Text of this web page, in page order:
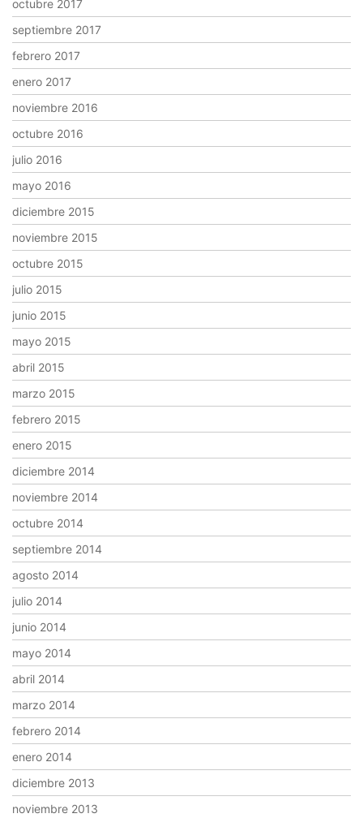
octubre 2017
septiembre 2017
febrero 2017
enero 2017
noviembre 2016
octubre 2016
julio 2016
mayo 2016
diciembre 2015
noviembre 2015
octubre 2015
julio 2015
junio 2015
mayo 2015
abril 2015
marzo 2015
febrero 2015
enero 2015
diciembre 2014
noviembre 2014
octubre 2014
septiembre 2014
agosto 2014
julio 2014
junio 2014
mayo 2014
abril 2014
marzo 2014
febrero 2014
enero 2014
diciembre 2013
noviembre 2013